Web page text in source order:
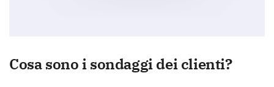
Cosa sono i sondaggi dei clienti?